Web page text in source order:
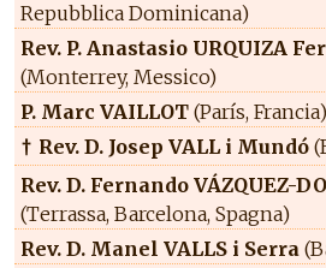
Repubblica Dominicana)
Rev. P. Anastasio URQUIZA
(Monterrey, Messico)
P. Marc VAILLOT (París, Francia)
† Rev. D. Josep VALL i Mundó
Rev. D. Fernando VÁZQUEZ-
(Terrassa, Barcelona, Spagna)
Rev. D. Manel VALLS i Serra